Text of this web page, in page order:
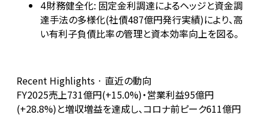
4財務健全化: 固定金利調達によるヘッジと資金調
達手法の多様化(社債487億円発行実績)により、高
い有利子負債比率の管理と資本効率向上を図る。
Recent Highlights · 直近の動向
FY2025売上731億円(+15.0%)・営業利益95億円
(+28.8%)と増収増益を達成し、コロナ前ピーク611億円